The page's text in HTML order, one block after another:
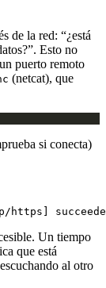
de la red: “¿está
Esto no
puerto remoto
(netcat), que
si conecta)
Un tiempo
que está
al otro